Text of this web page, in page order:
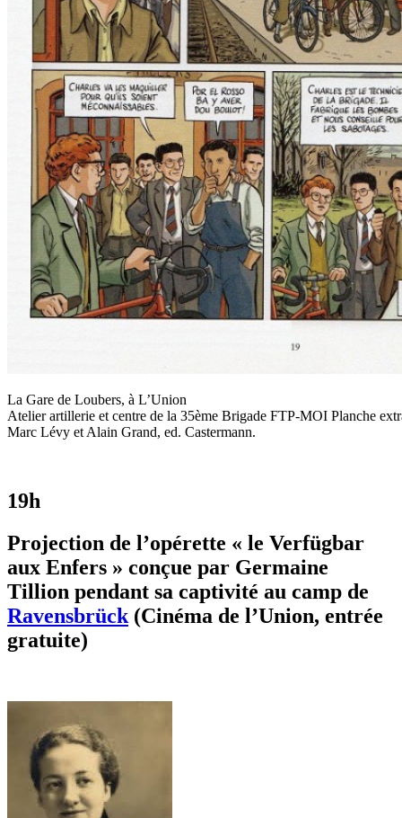
La Gare de Loubers, à L’Union
Atelier artillerie et centre de la 35ème Brigade FTP-MOI Planche
Marc Lévy et Alain Grand, ed. Castermann.
19h
Projection de l’opérette « le Verfügbar
aux Enfers » conçue par Germaine
Tillion pendant sa captivité au camp de
Ravensbrück(Cinéma de l’Union, entrée
gratuite)